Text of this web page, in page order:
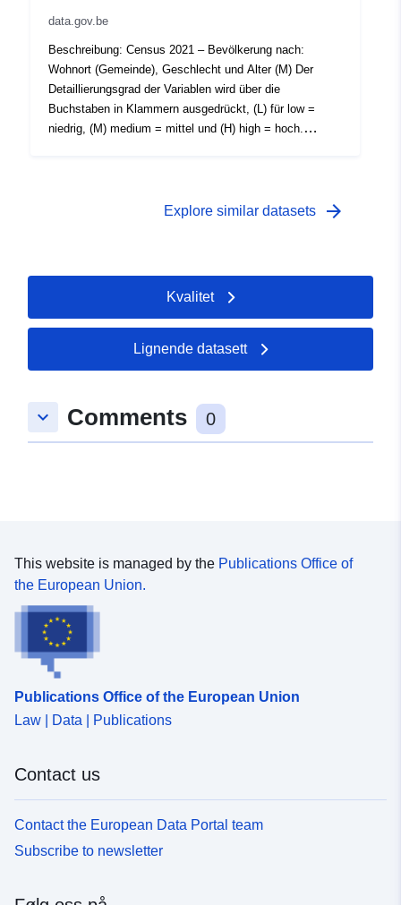
data.gov.be
Beschreibung: Census 2021 – Bevölkerung nach:
Wohnort (Gemeinde), Geschlecht und Alter (M) Der
Detaillierungsgrad der Variablen wird über die
Buchstaben in Klammern ausgedrückt, (L) für low =
niedrig, (M) medium = mittel und (H) high = hoch.
Veröffentlichungen zu diesem Thema finden Sie auf
Explore similar datasets arrow_forward
Kvalitet
Lignende datasett
keyboard_arrow_down Comments 0
This website is managed by the Publications Office of
the European Union.
Publications Office of the European Union
Law | Data | Publications
Contact us
Contact the European Data Portal team
Subscribe to newsletter